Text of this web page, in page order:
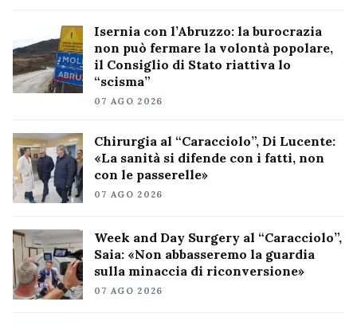
Isernia con l’Abruzzo: la burocrazia
non può fermare la volontà popolare,
il Consiglio di Stato riattiva lo
“scisma”
07 AGO 2026
Chirurgia al “Caracciolo”, Di Lucente:
«La sanità si difende con i fatti, non
con le passerelle»
07 AGO 2026
Week and Day Surgery al “Caracciolo”,
Saia: «Non abbasseremo la guardia
sulla minaccia di riconversione»
07 AGO 2026